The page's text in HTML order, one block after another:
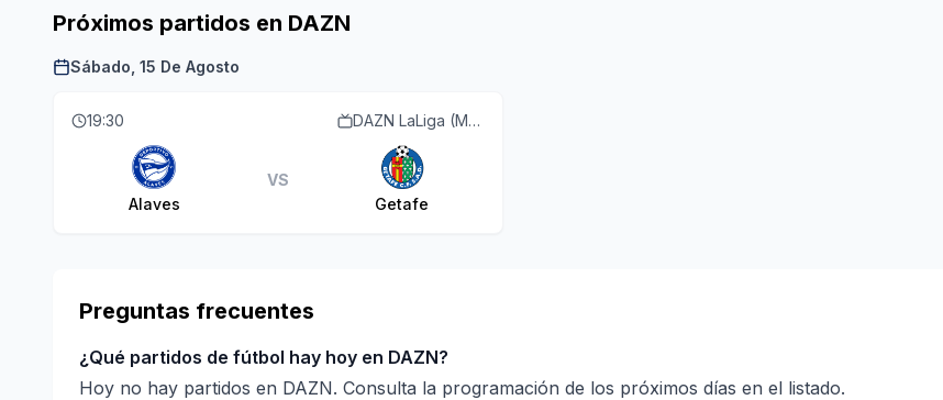
Próximos partidos en DAZN
Sábado, 15 De Agosto
19:30 DAZN LaLiga (M55 O113)
Alaves
VS
Getafe
Preguntas frecuentes
¿Qué partidos de fútbol hay hoy en DAZN?
Hoy no hay partidos en DAZN. Consulta la programación de los próximos días en el listado.